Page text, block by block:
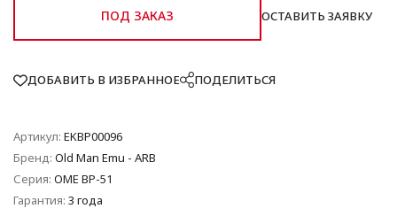
ПОД ЗАКАЗ ОСТАВИТЬ ЗАЯВКУ
ДОБАВИТЬ В ИЗБРАННОЕ ПОДЕЛИТЬСЯ
Артикул: EKBP00096
Бренд: Old Man Emu - ARB
Серия: OME BP-51
Гарантия: 3 года